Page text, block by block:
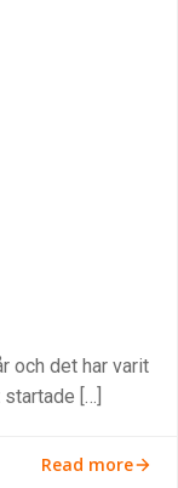
och det har varit
[…]
Read more